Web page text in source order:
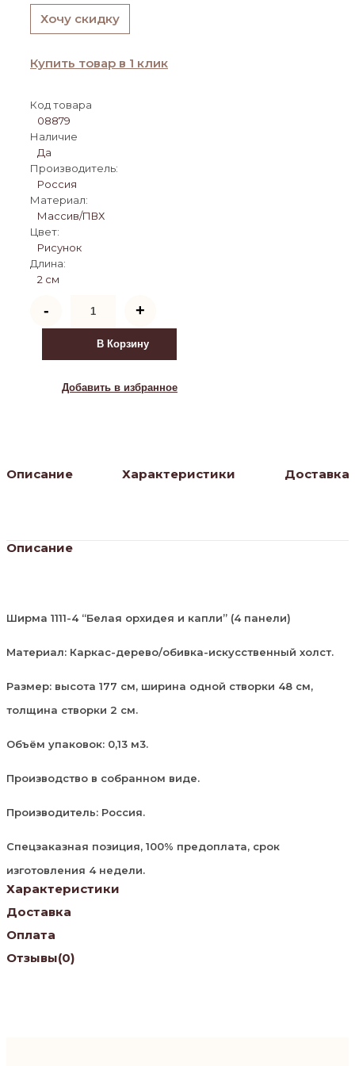
Хочу скидку
Купить товар в 1 клик
Код товара
08879
Наличие
Да
Производитель:
Россия
Материал:
Массив/ПВХ
Цвет:
Рисунок
Длина:
2 см
-
товара
Ширма
4
+
В Корзину
Добавить в избранное
Описание Характеристики Доставка
Описание
Ширма 1111-4 “Белая орхидея и капли” (4 панели)
Материал: Каркас-дерево/обивка-искусственный холст.
Размер: высота 177 см, ширина одной створки 48 см,
толщина створки 2 см.
Объём упаковок: 0,13 м3.
Производство в собранном виде.
Производитель: Россия.
Спецзаказная позиция, 100% предоплата, срок
изготовления 4 недели.
Характеристики
Доставка
Оплата
Отзывы(0)